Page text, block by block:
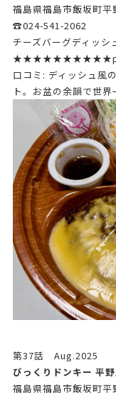
福島県福島市飯坂町平
☎024-541-2062
チーズバーグディッシ
口コミ: ディッシュ風
ト。お盆の余韻で世界
第37話 Aug.2025
びっくりドンキー 平
福島県福島市飯坂町平